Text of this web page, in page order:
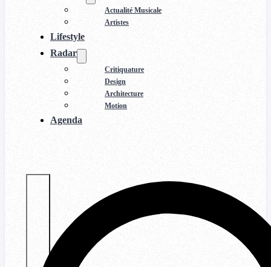
Actualité Musicale
Artistes
Lifestyle
Radar
Critiquature
Design
Architecture
Motion
Agenda